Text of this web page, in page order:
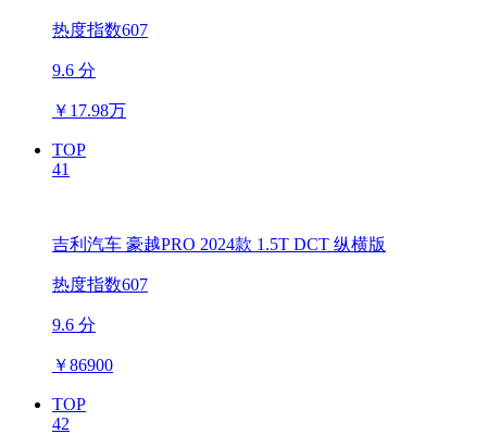
热度指数607
9.6 分
￥ 17.98万
TOP
41
吉利汽车 豪越PRO 2024款 1.5T DCT 纵横版
热度指数607
9.6 分
￥86900
TOP
42